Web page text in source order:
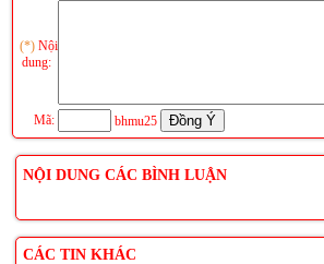
(*) Nội
dung:
Mã: bhmu25
NỘI DUNG CÁC BÌNH LUẬN
CÁC TIN KHÁC